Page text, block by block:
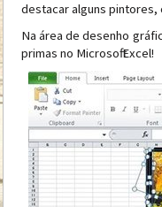
destacar alguns pintores,
Na área de desenho
primas no Microsoft Excel!